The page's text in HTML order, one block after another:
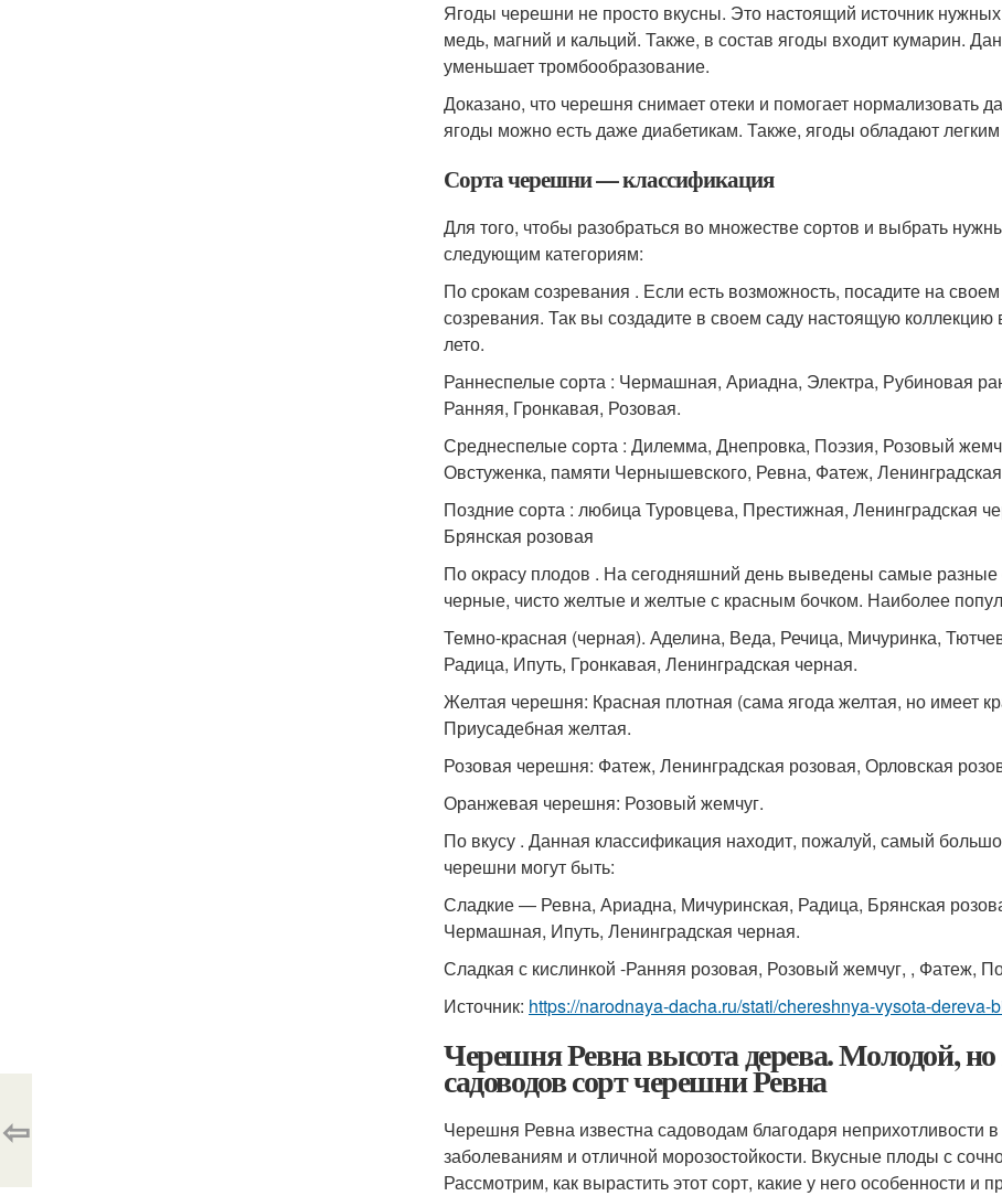
Ягоды черешни не просто вкусны. Это настоящий источник
медь, магний и кальций. Также, в состав ягоды входит кумарин.
уменьшает тромбообразование.
Доказано, что черешня снимает отеки и помогает нормализовать
ягоды можно есть даже диабетикам. Также, ягоды обладают
Сорта черешни — классификация
Для того, чтобы разобраться во множестве сортов и выбрать
следующим категориям:
По срокам созревания . Если есть возможность, посадите на
созревания. Так вы создадите в своем саду настоящую коллекцию
лето.
Раннеспелые сорта : Чермашная, Ариадна, Электра, Рубиновая
Ранняя, Гронкавая, Розовая.
Среднеспелые сорта : Дилемма, Днепровка, Поэзия, Розовый
Овстуженка, памяти Чернышевского, Ревна, Фатеж,
Поздние сорта : любица Туровцева, Престижная, Ленинградская
Брянская розовая
По окрасу плодов . На сегодняшний день выведены самые разные
черные, чисто желтые и желтые с красным бочком. Наиболее
Темно-красная (черная). Аделина, Веда, Речица, Мичуринка,
Радица, Ипуть, Гронкавая, Ленинградская черная.
Желтая черешня: Красная плотная (сама ягода желтая, но имеет
Приусадебная желтая.
Розовая черешня: Фатеж, Ленинградская розовая, Орловская
Оранжевая черешня: Розовый жемчуг.
По вкусу . Данная классификация находит, пожалуй, самый
черешни могут быть:
Сладкие — Ревна, Ариадна, Мичуринская, Радица, Брянская
Чермашная, Ипуть, Ленинградская черная.
Сладкая с кислинкой -Ранняя розовая, Розовый жемчуг, , Фатеж,
Источник: https://narodnaya-dacha.ru/stati/chereshnya-vysota-
Черешня Ревна высота дерева. Молодой,
садоводов сорт черешни Ревна
Черешня Ревна известна садоводам благодаря неприхотливости
заболеваниям и отличной морозостойкости. Вкусные плоды с
Рассмотрим, как вырастить этот сорт, какие у него особенности и
⇦